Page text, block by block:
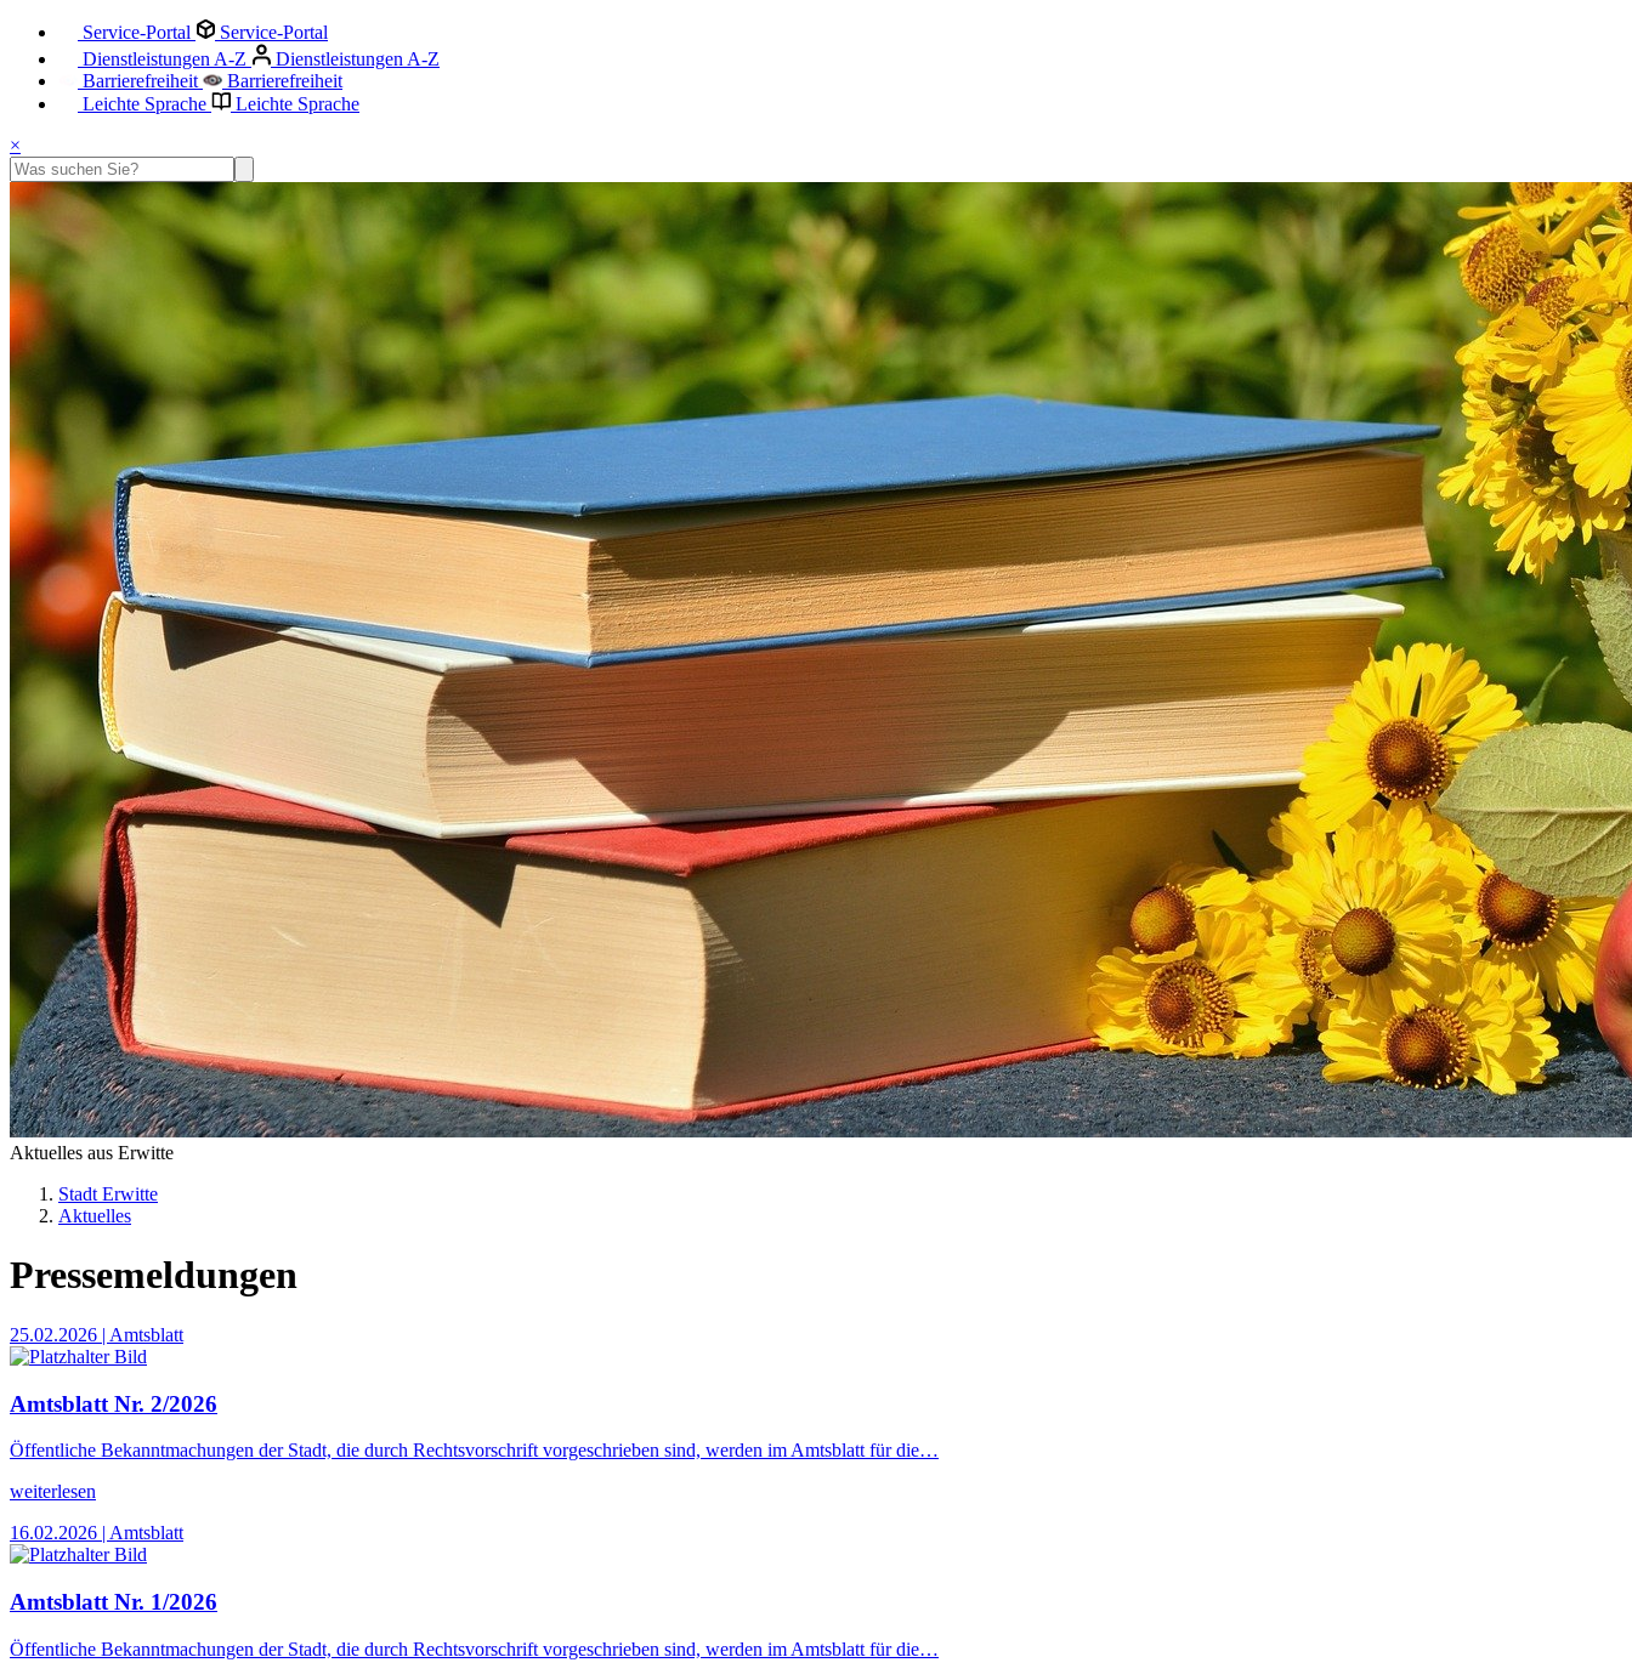
Service-Portal
Service-Portal
Dienstleistungen A-Z
Dienstleistungen A-Z
Barrierefreiheit
Barrierefreiheit
Leichte Sprache
Leichte Sprache
×
Aktuelles aus Erwitte
Stadt Erwitte
Aktuelles
Pressemeldungen
25.02.2026 | Amtsblatt
Amtsblatt Nr. 2/2026
Öffentliche Bekanntmachungen der Stadt, die durch Rechtsvorschrift vorgeschrieben sind, werden im Amtsblatt für die…
weiterlesen
16.02.2026 | Amtsblatt
Amtsblatt Nr. 1/2026
Öffentliche Bekanntmachungen der Stadt, die durch Rechtsvorschrift vorgeschrieben sind, werden im Amtsblatt für die…